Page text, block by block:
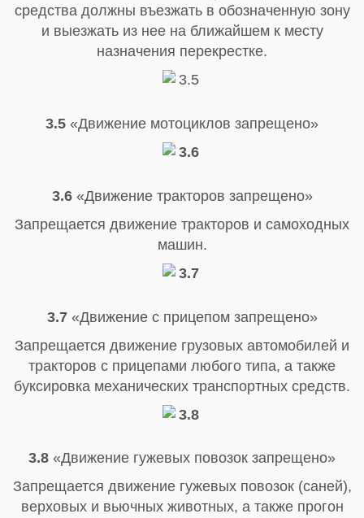
средства должны въезжать в обозначенную зону
и выезжать из нее на ближайшем к месту
назначения перекрестке.
3.5 «Движение мотоциклов запрещено»
3.6«Движение тракторов запрещено»
Запрещается движение тракторов и самоходных
машин.
3.7«Движение с прицепом запрещено»
Запрещается движение грузовых автомобилей и
тракторов с прицепами любого типа, а также
буксировка механических транспортных средств.
3.8 «Движение гужевых повозок запрещено»
Запрещается движение гужевых повозок (саней),
верховых и вьючных животных, а также прогон